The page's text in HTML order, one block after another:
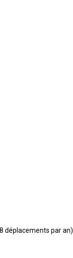
déplacements par an).